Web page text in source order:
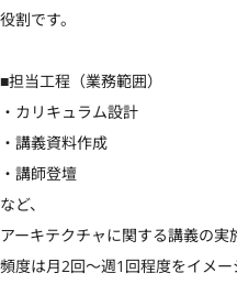
役割です。
■担当工程（業務範囲）
・カリキュラム設計
・講義資料作成
・講師登壇
など、
アーキテクチャに関する講義の実
頻度は月2回〜週1回程度をイメー